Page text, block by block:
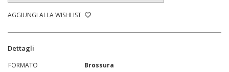
AGGIUNGI ALLA WISHLIST
Dettagli
FORMATO
Brossura